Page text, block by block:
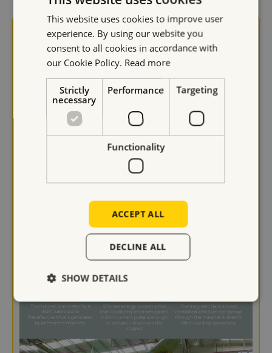
Downloadonze
brochure
Krijg waardevolle inzichten in de voordelen,
toepassingen en technische specificaties van
. Vul het onderstaande formulier in om de
brochure rechtstreeks per e-mail te ontvangen.
This website uses cookies to improve user
experience. By using our website you
consent to all cookies in accordance with
our Cookie Policy. Read more
Strictly
necessary
Performance Targeting
Functionality
ACCEPT ALL
DECLINE ALL
SHOW DETAILS